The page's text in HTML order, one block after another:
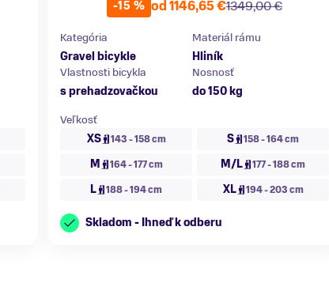
-15 %
1349,00 €
od 1146,65 €
Kategória
Gravel bicykle
Materiál rámu
Hliník
Vlastnosti bicykla
s prehadzovačkou
Nosnosť
do 150 kg
Veľkosť
XS
143 - 158 cm S 158 - 164 cm
M 164 - 177 cm M/L 177 - 188 cm
L 188 - 194 cm XL 194 - 203 cm
Skladom - Ihneď k odberu